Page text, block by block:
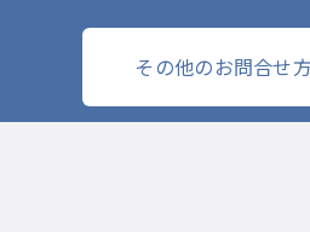
その他のお問合せ